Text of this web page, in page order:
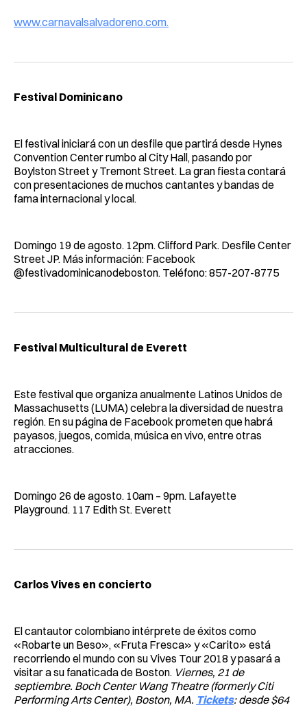
www.carnavalsalvadoreno.com.
Festival Dominicano
El festival iniciará con un desfile que partirá desde Hynes
Convention Center rumbo al City Hall, pasando por
Boylston Street y Tremont Street. La gran fiesta contará
con presentaciones de muchos cantantes y bandas de
fama internacional y local.
Domingo 19 de agosto. 12pm. Clifford Park. Desfile Center
Street JP. Más información: Facebook
@festivadominicanodeboston. Teléfono: 857-207-8775
Festival Multicultural de Everett
Este festival que organiza anualmente Latinos Unidos de
Massachusetts (LUMA) celebra la diversidad de nuestra
región. En su página de Facebook prometen que habrá
payasos, juegos, comida, música en vivo, entre otras
atracciones.
Domingo 26 de agosto. 10am – 9pm. Lafayette
Playground. 117 Edith St. Everett
Carlos Vives en concierto
El cantautor colombiano intérprete de éxitos como
«Robarte un Beso», «Fruta Fresca» y «Carito» está
recorriendo el mundo con su Vives Tour 2018 y pasará a
visitar a su fanaticada de Boston. Viernes, 21 de
septiembre. Boch Center Wang Theatre (formerly Citi
Performing Arts Center), Boston, MA. Tickets: desde $64